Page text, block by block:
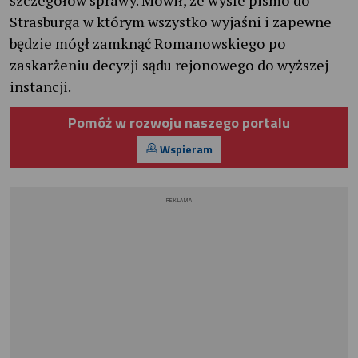
Strasburga w którym wszystko wyjaśni i zapewne
będzie mógł zamknąć Romanowskiego po
zaskarżeniu decyzji sądu rejonowego do wyższej
instancji.
Pomóż w rozwoju naszego portalu
Wspieram
REKLAMA